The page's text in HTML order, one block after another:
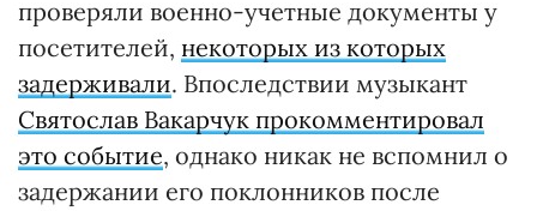
проверяли военно-учетные документы у
посетителей, некоторых из которых
задерживали. Впоследствии музыкант
Святослав Вакарчук прокомментировал
это событие, однако никак не вспомнил о
задержании его поклонников после